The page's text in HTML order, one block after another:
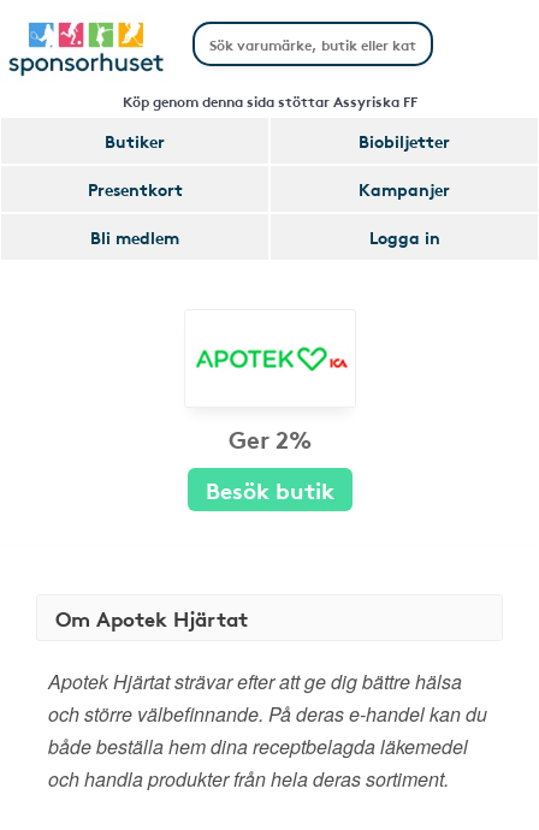
Köp genom denna sida stöttar Assyriska FF
Butiker
Biobiljetter
Presentkort
Kampanjer
Bli medlem
Logga in
Ger 2%
Besök butik
Om Apotek Hjärtat
Apotek Hjärtat strävar efter att ge dig bättre hälsa
och större välbefinnande. På deras e-handel kan du
både beställa hem dina receptbelagda läkemedel
och handla produkter från hela deras sortiment.